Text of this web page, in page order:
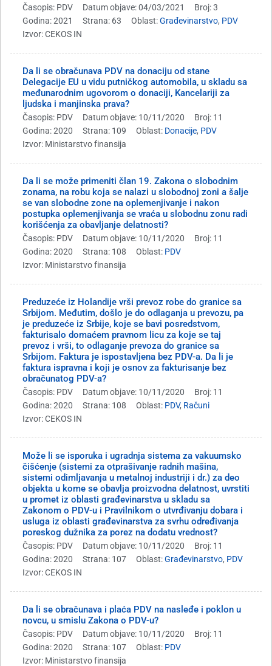
Časopis: PDV Datum objave: 04/03/2021
Broj: 3
Godina: 2021
Strana: 63 Oblast:Građevinarstvo, PDV
Izvor: CEKOS IN
Da li se obračunava PDV na donaciju od stane
Delegacije EU u vidu putničkog automobila, u skladu sa
međunarodnim ugovorom o donaciji, Kancelariji za
ljudska i manjinska prava?
Časopis: PDV Datum objave: 10/11/2020
Broj: 11
Godina: 2020
Strana: 109 Oblast: Donacije, PDV
Izvor: Ministarstvo finansija
Da li se može primeniti član 19. Zakona o slobodnim
zonama, na robu koja se nalazi u slobodnoj zoni a šalje
se van slobodne zone na oplemenjivanje i nakon
postupka oplemenjivanja se vraća u slobodnu zonu radi
korišćenja za obavljanje delatnosti?
Časopis: PDV Datum objave: 10/11/2020
Broj: 11
Godina: 2020
Strana: 108 Oblast: PDV
Izvor: Ministarstvo finansija
Preduzeće iz Holandije vrši prevoz robe do granice sa
Srbijom. Međutim, došlo je do odlaganja u prevozu, pa
je preduzeće iz Srbije, koje se bavi posredstvom,
fakturisalo domaćem pravnom licu za koje se taj
prevoz i vrši, to odlaganje prevoza do granice sa
Srbijom. Faktura je ispostavljena bez PDV-a. Da li je
faktura ispravna i koji je osnov za fakturisanje bez
obračunatog PDV-a?
Časopis: PDV Datum objave: 10/11/2020
Broj: 11
Godina: 2020
Strana: 108 Oblast: PDV, Računi
Izvor: CEKOS IN
Može li se isporuka i ugradnja sistema za vakuumsko
čišćenje (sistemi za otprašivanje radnih mašina,
sistemi odimljavanja u metalnoj industriji i dr.) za deo
objekta u kome se obavlja proizvodna delatnost, uvrstiti
u promet iz oblasti građevinarstva u skladu sa
Zakonom o PDV-u i Pravilnikom o utvrđivanju dobara i
usluga iz oblasti građevinarstva za svrhu određivanja
poreskog dužnika za porez na dodatu vrednost?
Časopis: PDV Datum objave: 10/11/2020
Broj: 11
Godina: 2020
Strana: 107 Oblast:Građevinarstvo, PDV
Izvor: CEKOS IN
Da li se obračunava i plaća PDV na nasleđe i poklon u
novcu, u smislu Zakona o PDV-u?
Časopis: PDV Datum objave: 10/11/2020
Broj: 11
Godina: 2020
Strana: 107 Oblast: PDV
Izvor: Ministarstvo finansija